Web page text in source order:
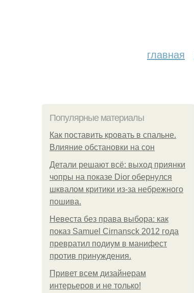
главная
Популярные материалы
Как поставить кровать в спальне.
Влияние обстановки на сон
Детали решают всё: выход приянки
чопры на показе Dior обернулся
шквалом критики из-за небрежного
пошива.
Невеста без права выбора: как
показ Samuel Cirnansck 2012 года
превратил подиум в манифест
против принуждения.
Привет всем дизайнерам
интерьеров и не только!